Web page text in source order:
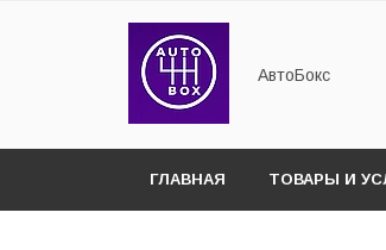
АвтоБокс
ГЛАВНАЯ ТОВАРЫ И